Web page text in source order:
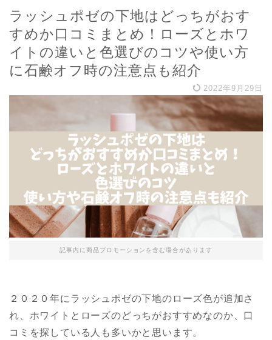
ラッシュポゼの下地はどっちがおす
すめか口コミまとめ！ローズとホワ
イトの違いと色選びのコツや使い方
に石鹸オフ時の注意点も紹介
2022年9月29日
記事内に商品プロモーションを含む場合があります
２０２０年にラッシュポゼの下地のローズ色が追加さ
れ、ホワイトとローズのどっちがおすすめなのか、口
コミを探している人も多いかと思います。